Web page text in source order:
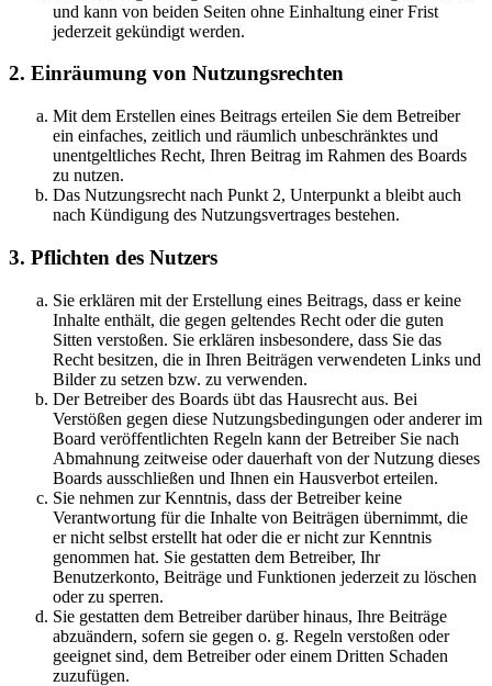
und kann von beiden Seiten ohne Einhaltung einer Frist
jederzeit gekündigt werden.
2. Einräumung von Nutzungsrechten
Mit dem Erstellen eines Beitrags erteilen Sie dem Betreiber
ein einfaches, zeitlich und räumlich unbeschränktes und
unentgeltliches Recht, Ihren Beitrag im Rahmen des Boards
zu nutzen.
Das Nutzungsrecht nach Punkt 2, Unterpunkt a bleibt auch
nach Kündigung des Nutzungsvertrages bestehen.
3. Pflichten des Nutzers
Sie erklären mit der Erstellung eines Beitrags, dass er keine
Inhalte enthält, die gegen geltendes Recht oder die guten
Sitten verstoßen. Sie erklären insbesondere, dass Sie das
Recht besitzen, die in Ihren Beiträgen verwendeten Links und
Bilder zu setzen bzw. zu verwenden.
Der Betreiber des Boards übt das Hausrecht aus. Bei
Verstößen gegen diese Nutzungsbedingungen oder anderer im
Board veröffentlichten Regeln kann der Betreiber Sie nach
Abmahnung zeitweise oder dauerhaft von der Nutzung dieses
Boards ausschließen und Ihnen ein Hausverbot erteilen.
Sie nehmen zur Kenntnis, dass der Betreiber keine
Verantwortung für die Inhalte von Beiträgen übernimmt, die
er nicht selbst erstellt hat oder die er nicht zur Kenntnis
genommen hat. Sie gestatten dem Betreiber, Ihr
Benutzerkonto, Beiträge und Funktionen jederzeit zu löschen
oder zu sperren.
Sie gestatten dem Betreiber darüber hinaus, Ihre Beiträge
abzuändern, sofern sie gegen o. g. Regeln verstoßen oder
geeignet sind, dem Betreiber oder einem Dritten Schaden
zuzufügen.